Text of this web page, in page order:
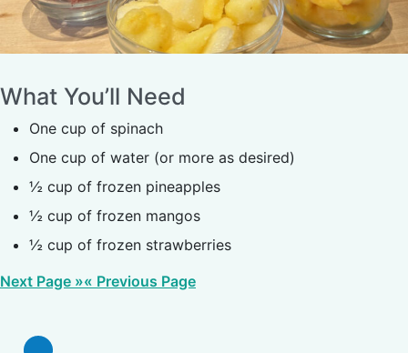
What You’ll Need
One cup of spinach
One cup of water (or more as desired)
½ cup of frozen pineapples
½ cup of frozen mangos
½ cup of frozen strawberries
Next Page »« Previous Page